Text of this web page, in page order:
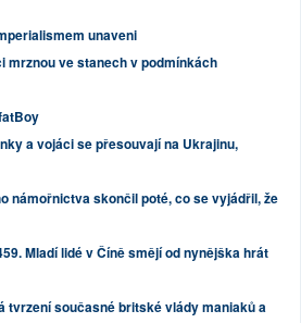
unaveni
mrznou ve stanech v podmínkách
a vojáci se přesouvají na Ukrajinu,
námořnictva skončil poté, co se vyjádřil, že
Mladí lidé v Číně smějí od nynějška hrát
tvrzení současné britské vlády maniaků a